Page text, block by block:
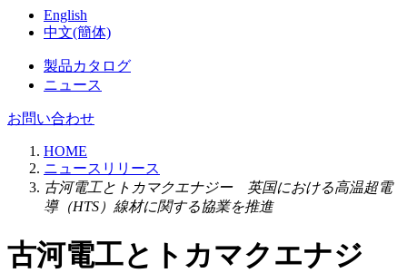
English
中文(簡体)
製品カタログ
ニュース
お問い合わせ
HOME
ニュースリリース
古河電工とトカマクエナジー 英国における高温超電
導（HTS）線材に関する協業を推進
古河電工とトカマクエナジ